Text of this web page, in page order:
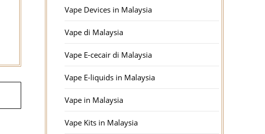
Vape Devices in Malaysia
Vape di Malaysia
Vape E-cecair di Malaysia
Vape E-liquids in Malaysia
Vape in Malaysia
Vape Kits in Malaysia